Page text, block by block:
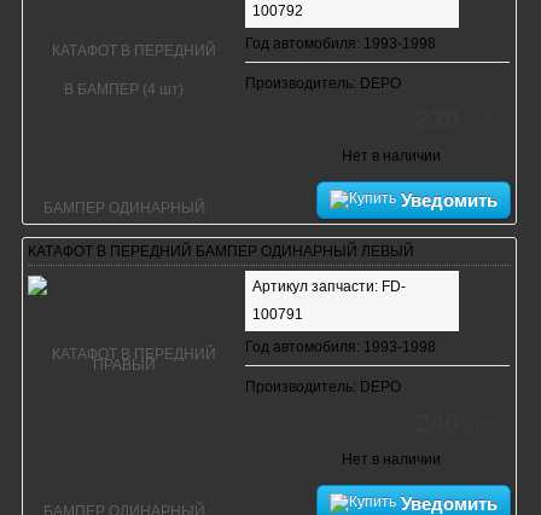
100792
Год автомобиля: 1993-1998
Производитель: DEPO
Нет в наличии
Уведомить
КАТАФОТ В ПЕРЕДНИЙ БАМПЕР ОДИНАРНЫЙ ЛЕВЫЙ
Артикул запчасти: FD-
100791
Год автомобиля: 1993-1998
Производитель: DEPO
Нет в наличии
Уведомить